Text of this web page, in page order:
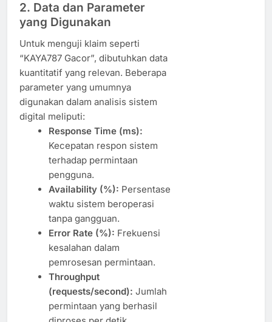
2. Data dan Parameter
yang Digunakan
Untuk menguji klaim seperti
“KAYA787 Gacor”, dibutuhkan data
kuantitatif yang relevan. Beberapa
parameter yang umumnya
digunakan dalam analisis sistem
digital meliputi:
Response Time (ms):
Kecepatan respon sistem
terhadap permintaan
pengguna.
Availability (%): Persentase
waktu sistem beroperasi
tanpa gangguan.
Error Rate (%): Frekuensi
kesalahan dalam
pemrosesan permintaan.
Throughput
(requests/second): Jumlah
permintaan yang berhasil